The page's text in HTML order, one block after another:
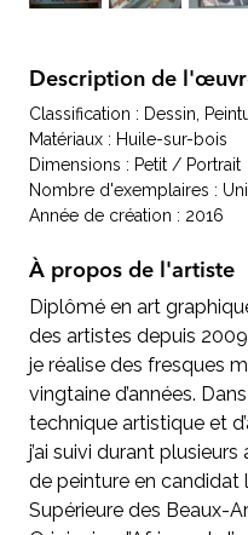
Description de
Classification : Dessin,
Matériaux : Huile-sur-bois
Dimensions : Petit / Portrait
Nombre d'exemplaires :
Année de création : 2016
À propos de l'artiste
Diplômé en art
des artistes depuis
je réalise des fresques
vingtaine d’années.
technique artistique et
j’ai suivi durant
de peinture en candidat
Supérieure des Beaux-